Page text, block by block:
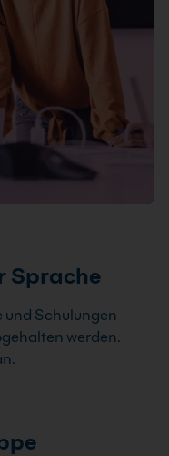
Sprache
und Schulungen
werden.